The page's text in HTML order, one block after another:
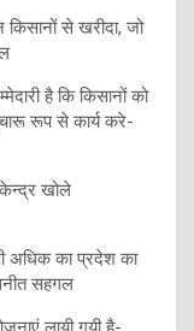
से खरीदा, जो
है कि किसानों को
रूप से कार्य करे-
खोले
अधिक का प्रदेश का
सहगल